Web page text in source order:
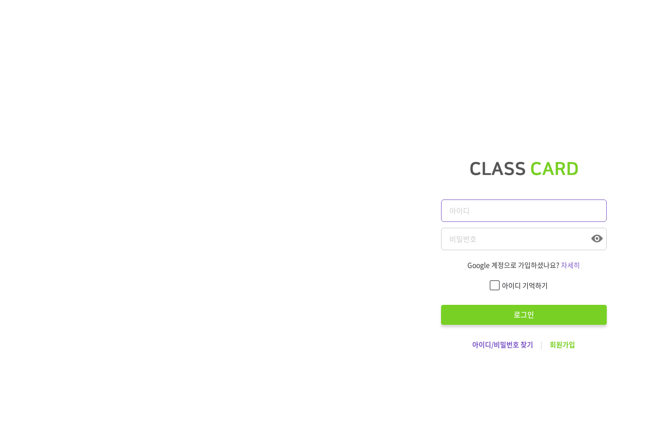
Google 계정으로 가입하셨나요?자세히
아이디 기억하기
로그인
아이디/비밀번호 찾기 | 회원가입